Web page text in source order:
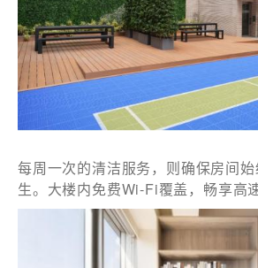
每周一次的清洁服务，则确保房间
生。大楼内免费Wi-Fi覆盖，畅享高